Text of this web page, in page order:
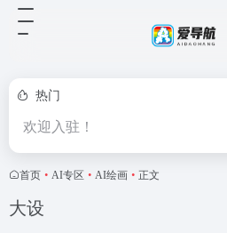
热门
欢迎入驻！
首页 • AI专区 • AI绘画 • 正文
大设